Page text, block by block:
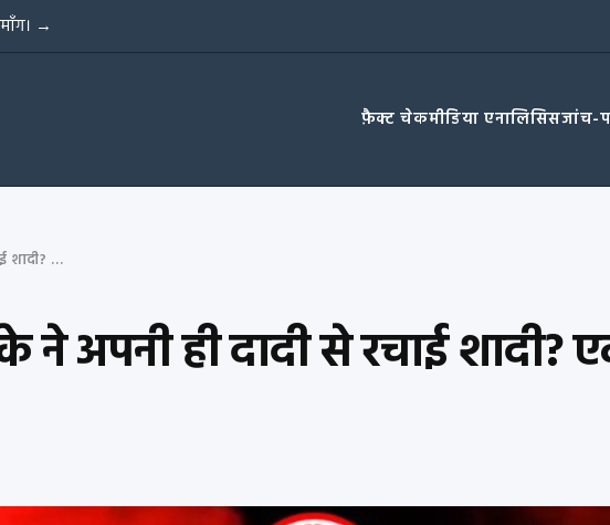
→
फ़ैक्ट चेकमीडिया एनालिसिसजांच-
21 साल के मुस्लिम लड़के ने अपनी ही दादी से रचाई शादी? एक बार फिर स्क्रिप्टेड वीडियो शेयर
अपनी ही दादी से रचाई शादी?